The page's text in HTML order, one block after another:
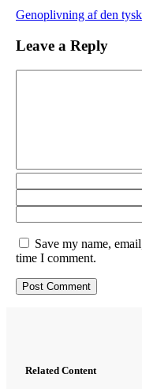
Genoplivning af den
Leave a Reply
Save my name,
time I comment.
Related Content